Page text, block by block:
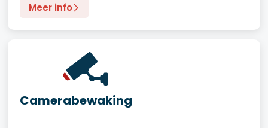
Meer info
Camerabewaking